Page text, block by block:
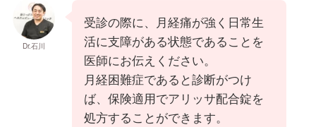
Dr.石川
受診の際に、月経痛が強く日常生
活に支障がある状態であることを
医師にお伝えください。
月経困難症であると診断がつけ
ば、保険適用でアリッサ配合錠を
処方することができます。